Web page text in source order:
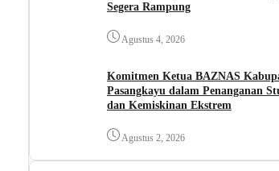
Segera Rampung
Agustus 4, 2026
Komitmen Ketua BAZNAS
Pasangkayu dalam Penanganan
dan Kemiskinan Ekstrem
Agustus 2, 2026